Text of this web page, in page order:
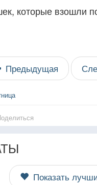
которые взошли
Предыдущая
Показать